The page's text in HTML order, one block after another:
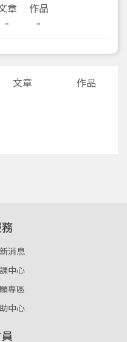
者強制登出。
章
-
作品
-
文章 作品
消息
中心
專區
中心